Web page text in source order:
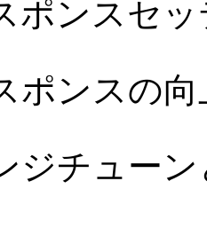
ポンスセ
ポンスの
ジチュー